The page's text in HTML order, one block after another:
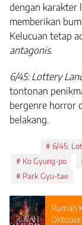
dengan karakter
memberikan
Kelucuan tetap
antagonis.
6/45: Lottery
tontonan
bergenre horror
belakang.
6/45:
Ko Gyung-po
Park Gyu-tae
Rumah
Oktober